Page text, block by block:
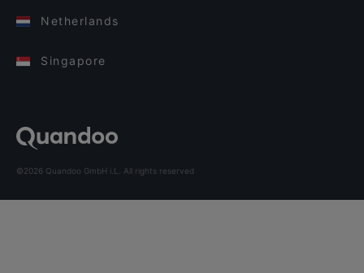
Netherlands
Singapore
©2026 Quandoo GmbH i.L. All rights reserved